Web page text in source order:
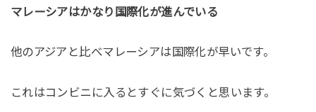
マレーシアはかなり国際化が進んでいる
他のアジアと比べマレーシアは国際化が早いです。
これはコンビニに入るとすぐに気づくと思います。